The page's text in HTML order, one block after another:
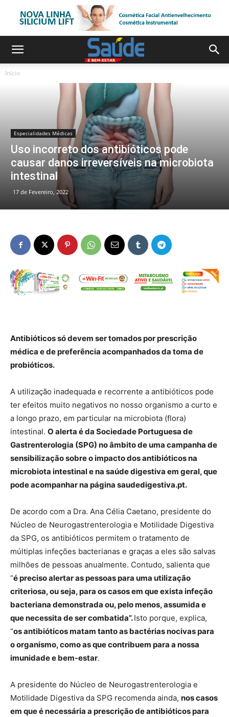
Início
Especialidades Médicas
Uso incorreto dos antibióticos pode
causar danos irreversíveis na microbiota
intestinal
17 de Fevereiro, 2022
Antibióticos só devem ser tomados por prescrição
médica e de preferência acompanhados da toma de
probióticos.
A utilização inadequada e recorrente a antibióticos pode
ter efeitos muito negativos no nosso organismo a curto e
a longo prazo, em particular na microbiota (flora)
intestinal. O alerta é da Sociedade Portuguesa de
Gastrenterologia (SPG) no âmbito de uma campanha de
sensibilização sobre o impacto dos antibióticos na
microbiota intestinal e na saúde digestiva em geral, que
pode acompanhar na página saudedigestiva.pt.
De acordo com a Dra. Ana Célia Caetano, presidente do
Núcleo de Neurogastrenterologia e Motilidade Digestiva
da SPG, os antibióticos permitem o tratamento de
múltiplas infeções bacterianas e graças a eles são salvas
milhões de pessoas anualmente. Contudo, salienta que
“é preciso alertar as pessoas para uma utilização
criteriosa, ou seja, para os casos em que exista infeção
bacteriana demonstrada ou, pelo menos, assumida e
que necessita de ser combatida”.Isto porque, explica,
“os antibióticos matam tanto as bactérias nocivas para
o organismo, como as que contribuem para a nossa
imunidade e bem-estar.
A presidente do Núcleo de Neurogastrenterologia e
Motilidade Digestiva da SPG recomenda ainda, nos casos
em que é necessária a prescrição de antibióticos para